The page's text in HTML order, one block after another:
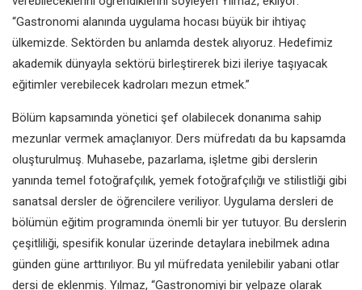
“Gastronomi alanında uygulama hocası büyük bir ihtiyaç
ülkemizde. Sektörden bu anlamda destek alıyoruz. Hedefimiz
akademik dünyayla sektörü birleştirerek bizi ileriye taşıyacak
eğitimler verebilecek kadroları mezun etmek.”
Bölüm kapsamında yönetici şef olabilecek donanıma sahip
mezunlar vermek amaçlanıyor. Ders müfredatı da bu kapsamda
oluşturulmuş. Muhasebe, pazarlama, işletme gibi derslerin
yanında temel fotoğrafçılık, yemek fotoğrafçılığı ve stilistliği gibi
sanatsal dersler de öğrencilere veriliyor. Uygulama dersleri de
bölümün eğitim programında önemli bir yer tutuyor. Bu derslerin
çeşitliliği, spesifik konular üzerinde detaylara inebilmek adına
günden güne arttırılıyor. Bu yıl müfredata yenilebilir yabani otlar
dersi de eklenmiş. Yılmaz, “Gastronomiyi bir yelpaze olarak